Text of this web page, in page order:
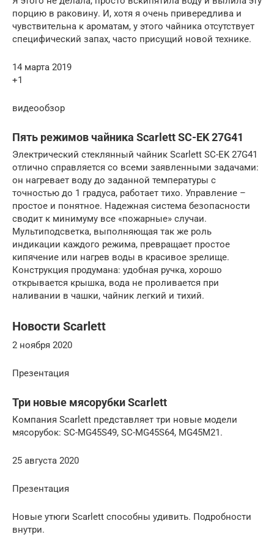
порцию в раковину. И, хотя я очень привередлива и
чувствительна к ароматам, у этого чайника отсутствует
специфический запах, часто присущий новой технике.
14 марта 2019
+1
видеообзор
Пять режимов чайника Scarlett SC-EK 27G41
Электрический стеклянный чайник Scarlett SC-EK 27G41
отлично справляется со всеми заявленными задачами:
он нагревает воду до заданной температуры с
точностью до 1 градуса, работает тихо. Управление –
простое и понятное. Надежная система безопасности
сводит к минимуму все «пожарные» случаи.
Мультиподсветка, выполняющая так же роль
индикации каждого режима, превращает простое
кипячение или нагрев воды в красивое зрелище.
Конструкция продумана: удобная ручка, хорошо
открывается крышка, вода не проливается при
наливании в чашки, чайник легкий и тихий.
Новости Scarlett
2 ноября 2020
Презентация
Три новые мясорубки Scarlett
Компания Scarlett представляет три новые модели
мясорубок: SC-MG45S49, SC-MG45S64, MG45M21.
25 августа 2020
Презентация
Новые утюги Scarlett способны удивить. Подробности
внутри.